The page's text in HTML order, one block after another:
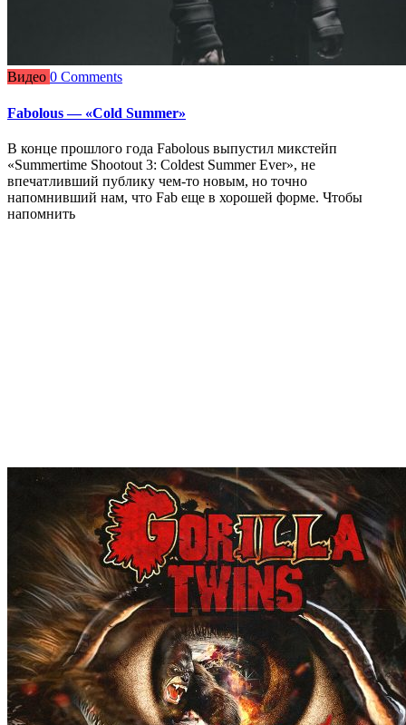
Видео 0 Comments
Fabolous — «Cold Summer»
В конце прошлого года Fabolous выпустил микстейп
«Summertime Shootout 3: Coldest Summer Ever», не
впечатливший публику чем-то новым, но точно
напомнивший нам, что Fab еще в хорошей форме. Чтобы
напомнить